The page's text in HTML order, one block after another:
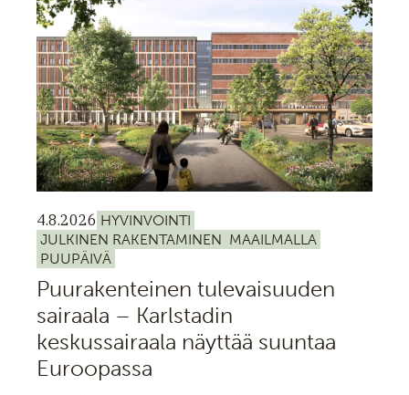
4.8.2026 HYVINVOINTI
JULKINEN RAKENTAMINEN MAAILMALLA
PUUPÄIVÄ
Puurakenteinen tulevaisuuden
sairaala – Karlstadin
keskussairaala näyttää suuntaa
Euroopassa